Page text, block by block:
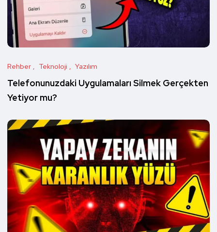
Rehber Teknoloji Yazılım
Telefonunuzdaki Uygulamaları Silmek Gerçekten
Yetiyor mu?